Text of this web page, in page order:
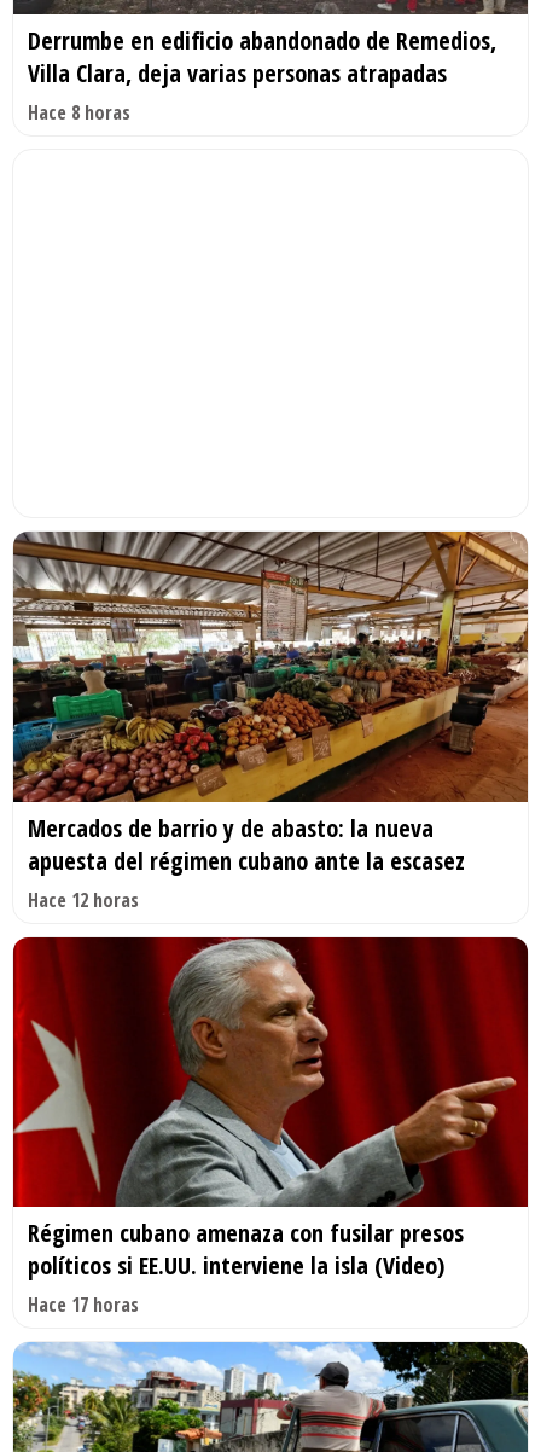
Derrumbe en edificio abandonado de Remedios,
Villa Clara, deja varias personas atrapadas
Hace 8 horas
Mercados de barrio y de abasto: la nueva
apuesta del régimen cubano ante la escasez
Hace 12 horas
Régimen cubano amenaza con fusilar presos
políticos si EE.UU. interviene la isla (Video)
Hace 17 horas